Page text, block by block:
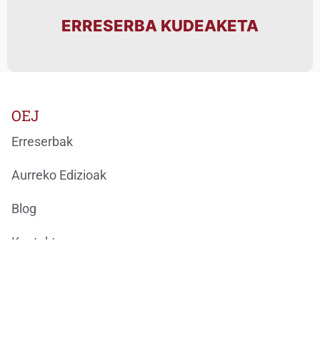
ERRESERBA KUDEAKETA
OEJ
Erreserbak
Aurreko Edizioak
Blog
Kontaktua